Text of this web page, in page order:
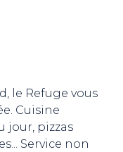
le Refuge vous
Cuisine
jour, pizzas
Service non